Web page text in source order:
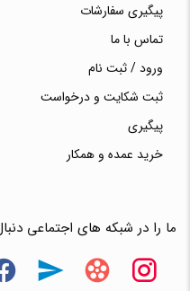
پیگیری سفارشات
تماس با ما
ورود / ثبت نام
ثبت شکایت و درخواست
پیگیری
خرید عمده و همکار
ما را در شبکه های اجتماعی